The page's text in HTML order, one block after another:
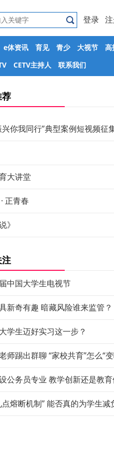
登录
e体资讯 育见 青少 大视节
高
CETV主持人 联系我们
兴你我同行”典型案例短视频征
大讲堂
正青春
》
中国大学生电视节
新奇有趣 暗藏风险谁来监管？
学生迈好实习这一步？
师踢出群聊 “家校共育”怎么“变
公务员专业 教学创新还是教育
点熔断机制” 能否真的为学生减